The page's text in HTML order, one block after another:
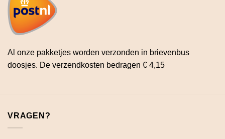
Al onze pakketjes worden verzonden in brievenbus
doosjes. De verzendkosten bedragen € 4,15
VRAGEN?